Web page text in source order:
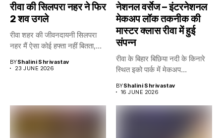
रीवा की सिलपरा नहर ने फिर
2 शव उगले
रीवा शहर की जीवनदायनी सिलपरा
नहर मैं ऐसा कोई हफ्ता नहीं बितता,...
BYShalini Shrivastav
23 JUNE 2026
नेशनल वर्सेज – इंटरनेशनल
मेकअप लॉक तकनीक की
मास्टर क्लास रीवा में हुई
संपन्न
रीवा के बिहार बिछिया नदी के किनारे
स्थित इको पार्क में मेकअप...
BYShalini Shrivastav
16 JUNE 2026